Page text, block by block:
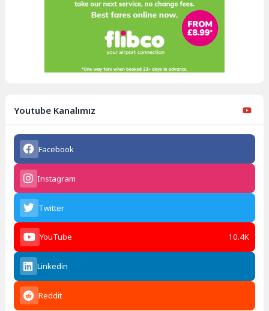
Youtube Kanalımız
Facebook
Instagram
Twitter
YouTube 10.4K
Linkedin
Reddit